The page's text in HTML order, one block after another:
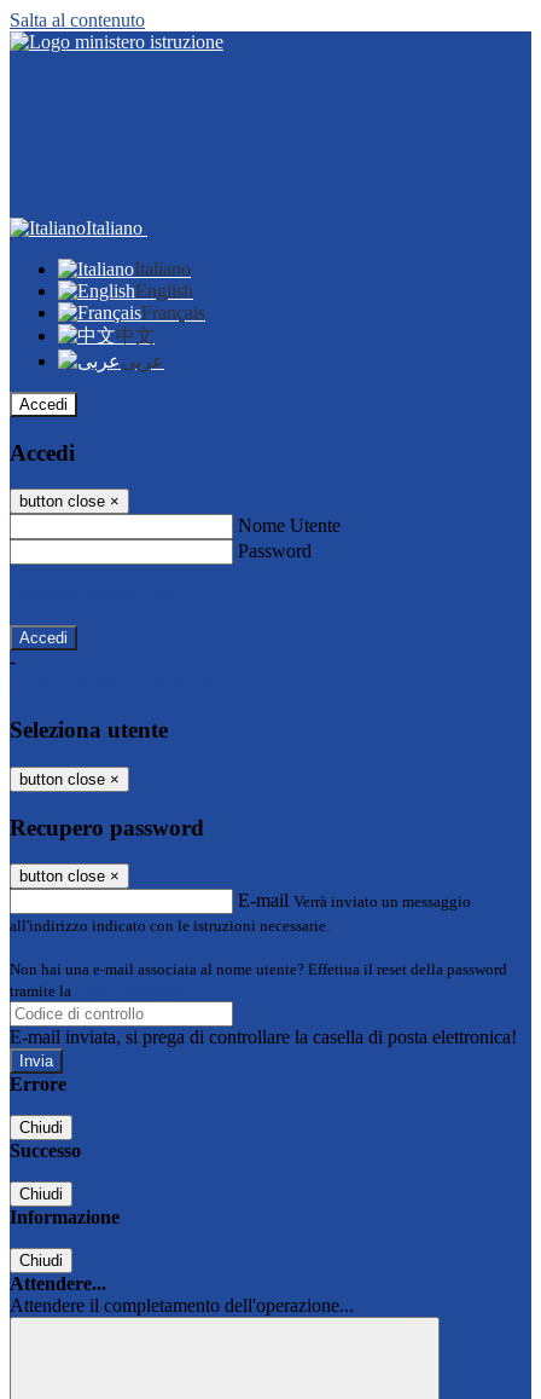
Salta al contenuto
Italiano
Italiano
English
Français
中文
عربى
Accedi
Accedi
button close ×
Nome Utente
Password
-
Seleziona utente
button close ×
Recupero password
button close ×
E-mail Verrà inviato un messaggio
all'indirizzo indicato con le istruzioni necessarie.
Non hai una e-mail associata al nome utente? Effettua il reset della password
tramite la
E-mail inviata, si prega di controllare la casella di posta elettronica!
Errore
Chiudi
Successo
Chiudi
Informazione
Chiudi
Attendere...
Attendere il completamento dell'operazione...